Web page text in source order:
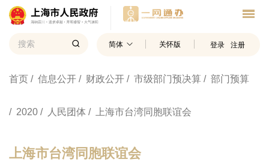
简体 关怀版 登录 注册
首页 / 信息公开 / 财政公开 / 市级部门预决算 / 部门预算
/ 2020 / 人民团体 / 上海市台湾同胞联谊会
上海市台湾同胞联谊会